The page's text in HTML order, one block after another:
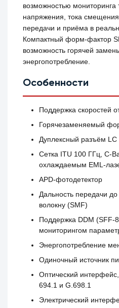
возможностью мониторинга
напряжения, тока
передачи и приёма в
Компактный форм-фактор
возможность горячей
энергопотребление.
Особенности
Поддержка скоростей
Горячезаменяемый
Дуплексный разъём LC
Сетка ITU 100 ГГц, C-
охлаждаемым EML-
APD-фотодетектор
Дальность передачи
волокну (SMF)
Поддержка DDM (SFF-
мониторингом
Энергопотребление
Одиночный источник
Оптический
694.1 и G.698.1
Электрический